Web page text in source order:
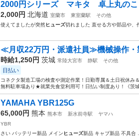
2000円シリーズ マキタ 卓上丸の
2,000円 北海道 室蘭市 東室蘭駅
その他
使えてましたが突然ヒューズ切れました 直せる方や部品や、
≪月収22万円・派遣社員≫機械操作・
時給1,250円 茨城 常陸大宮市 静駅 その他
日払い
コネクタ製造工場の検査や測定作業！日勤専属＆土日祝休
無料駐車場あり★就業先食堂利用可！日払い制度あり！《茨
YAMAHA YBR125G
65,000円 熊本 熊本市 新水前寺駅
ヤマハ
YBR
さい バッテリー新品 メイン ヒューズ新品 キャブ新品 不具合